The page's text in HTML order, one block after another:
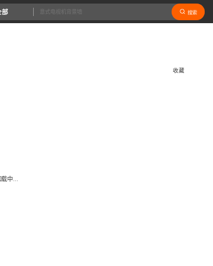
部 搜索
载中...
收藏